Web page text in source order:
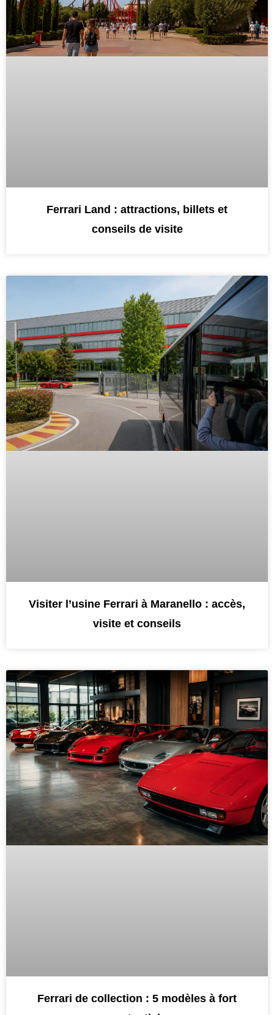
Ferrari Land : attractions, billets et
conseils de visite
Visiter l’usine Ferrari à Maranello : accès,
visite et conseils
Ferrari de collection : 5 modèles à fort